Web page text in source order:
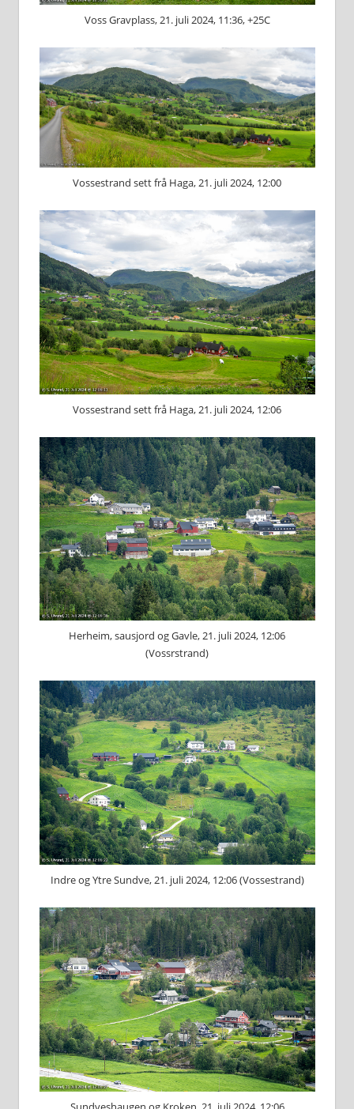
Voss Gravplass, 21. juli 2024, 11:36, +25C
Vossestrand sett frå Haga, 21. juli 2024, 12:00
Vossestrand sett frå Haga, 21. juli 2024, 12:06
Herheim, sausjord og Gavle, 21. juli 2024, 12:06
(Vossrstrand)
Indre og Ytre Sundve, 21. juli 2024, 12:06 (Vossestrand)